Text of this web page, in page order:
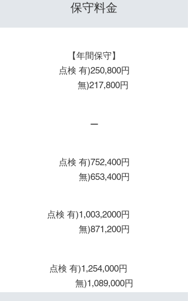
​保守料金
【年間保守】
点検 有)250,800円
無)217,800円
ー
点検 有)752,400円
無)653,400円
点検 有)1,003,2000円
無)871,200円
点検 有)1,254,000円
無)1,089,000円